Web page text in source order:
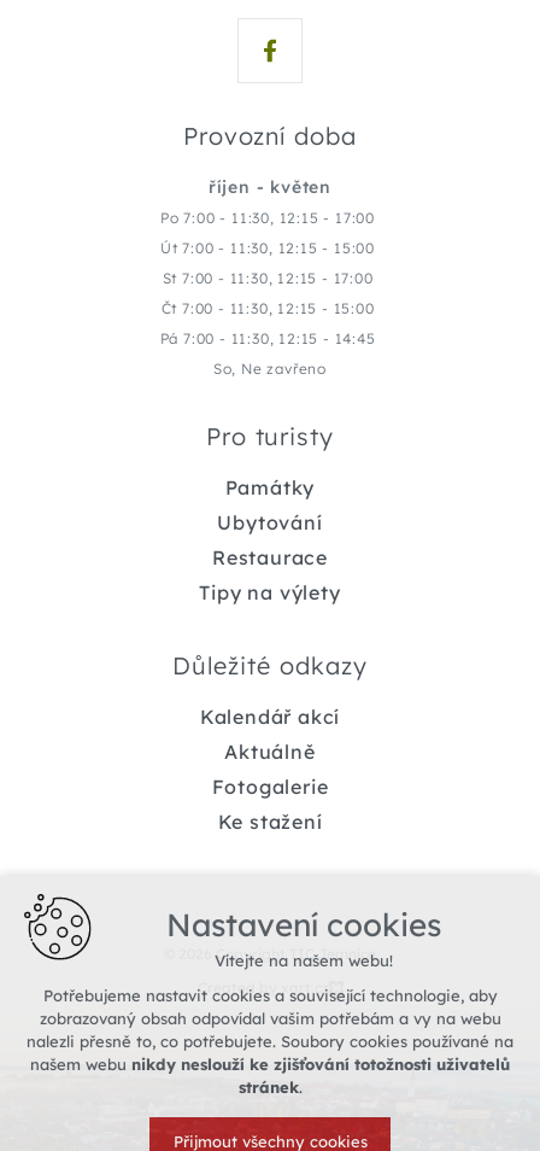
Provozní doba
říjen - květen
Po 7:00 - 11:30, 12:15 - 17:00
Út 7:00 - 11:30, 12:15 - 15:00
St 7:00 - 11:30, 12:15 - 17:00
Čt 7:00 - 11:30, 12:15 - 15:00
Pá 7:00 - 11:30, 12:15 - 14:45
So, Ne zavřeno
Pro turisty
Památky
Ubytování
Restaurace
Tipy na výlety
Důležité odkazy
Kalendář akcí
Aktuálně
Fotogalerie
Ke stažení
© 2026 Copyright TIC Jemnice
Created by xart.cz
Nastavení cookies
Vítejte na našem webu!
Potřebujeme nastavit cookies a související technologie, aby
zobrazovaný obsah odpovídal vašim potřebám a vy na webu
nalezli přesně to, co potřebujete. Soubory cookies používané na
našem webu nikdy neslouží ke zjišťování totožnosti uživatelů
stránek.
Přijmout všechny cookies